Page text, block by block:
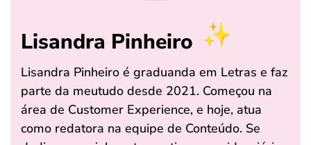
Lisandra Pinheiro
Lisandra Pinheiro é graduanda em Letras e faz
parte da meutudo desde 2021. Começou na
área de Customer Experience, e hoje, atua
como redatora na equipe de Conteúdo. Se